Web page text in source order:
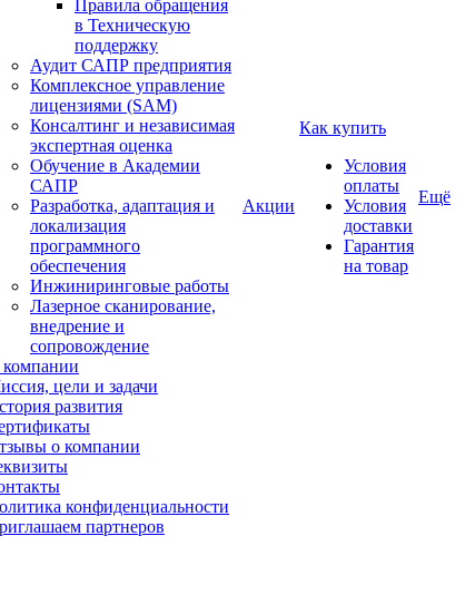
Правила обращения
в Техническую
поддержку
Аудит САПР предприятия
Комплексное управление
лицензиями (SAM)
Консалтинг и независимая
экспертная оценка
Обучение в Академии
САПР
Разработка, адаптация и
локализация
программного
обеспечения
Инжиниринговые работы
Лазерное сканирование,
внедрение и
сопровождение
цели и задачи
развития
о компании
конфиденциальности
партнеров
Акции
Как купить
Условия
оплаты
Условия
доставки
Гарантия
на товар
Ещё